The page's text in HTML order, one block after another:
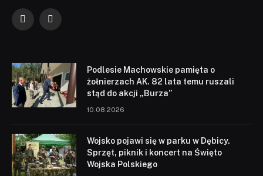
FacebookYouTube
Podlesie Machowskie pamięta o
żołnierzach AK. 82 lata temu ruszali
stąd do akcji „Burza”
10.08.2026
Wojsko pojawi się w parku w Dębicy.
Sprzęt, piknik i koncert na Święto
Wojska Polskiego